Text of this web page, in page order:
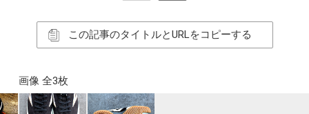
この記事のタイトルとURLをコピーする
画像 全3枚